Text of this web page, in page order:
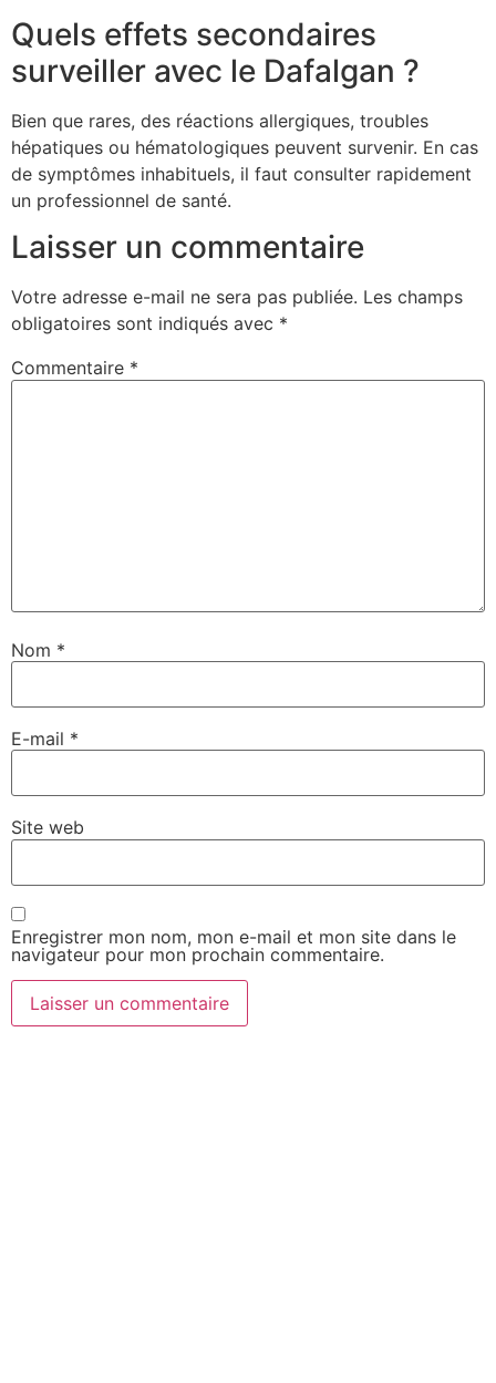
Quels effets secondaires
surveiller avec le Dafalgan ?
Bien que rares, des réactions allergiques, troubles
hépatiques ou hématologiques peuvent survenir. En cas
de symptômes inhabituels, il faut consulter rapidement
un professionnel de santé.
Laisser un commentaire
Votre adresse e-mail ne sera pas publiée. Les champs
obligatoires sont indiqués avec *
Commentaire *
Nom *
E-mail *
Site web
Enregistrer mon nom, mon e-mail et mon site dans le
navigateur pour mon prochain commentaire.